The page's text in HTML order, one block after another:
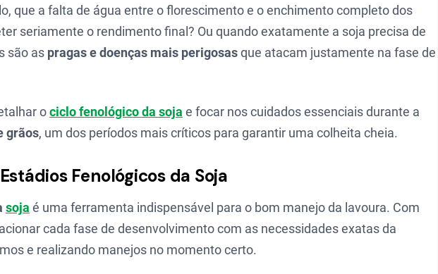
que a falta de água entre o florescimento e o enchimento completo dos
seriamente o rendimento final? Ou quando exatamente a soja precisa de
são as pragas e doenças mais perigosasque atacam justamente na fase de
ociclo fenológico da soja e focar nos cuidados essenciais durante a
grãos, um dos períodos mais críticos para garantir uma colheita cheia.
Fenológicos da Soja
soja é uma ferramenta indispensável para o bom manejo da lavoura. Com
cada fase de desenvolvimento com as necessidades exatas da
e realizando manejos no momento certo.